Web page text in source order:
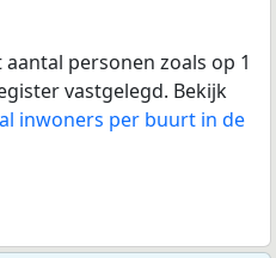
personen zoals op 1
vastgelegd. Bekijk
inwoners per buurt in de